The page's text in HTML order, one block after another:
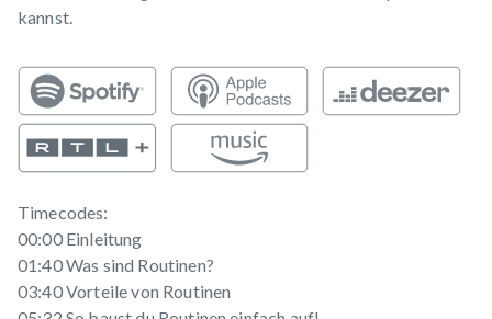
kannst.
Timecodes:
00:00 Einleitung
01:40 Was sind Routinen?
03:40 Vorteile von Routinen